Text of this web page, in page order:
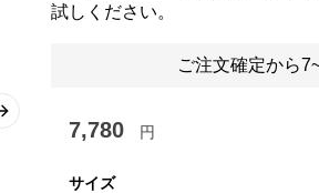
Next slide
試しください。
ご注文確定から
7,780 円
サイズ